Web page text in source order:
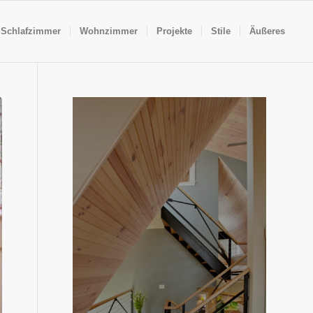
Schlafzimmer Wohnzimmer Projekte Stile Äußeres